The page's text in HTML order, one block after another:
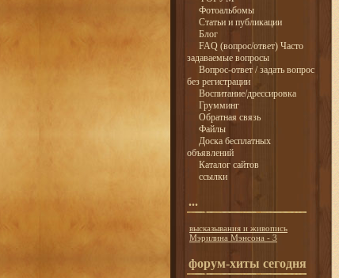
Фотоальбомы
Статьи и публикации
Блог
FAQ (вопрос/ответ) Часто
задаваемые вопросы
Вопрос-ответ / задать вопрос
без регистрации
Воспитание/дрессировка
Грумминг
Обратная связь
Файлы
Доска бесплатных
объявлений
Каталог сайтов
ссылки
...
высказывания и живопись
Мэрилина Мэнсона - 3
форум-хиты сегодня